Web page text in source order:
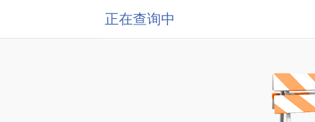
正在查询中